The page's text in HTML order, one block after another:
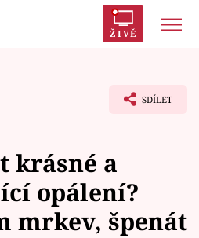
ŽIVĚ
SDÍLET
krásné a
opálení?
mrkev, špenát